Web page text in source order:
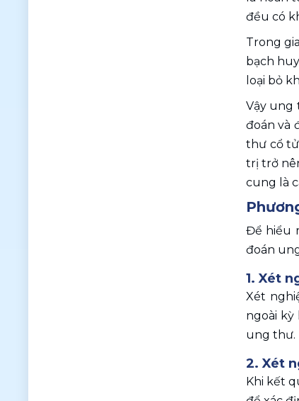
đều có
Trong
bạch
loại bỏ
Vậy ung
đoán và
thư cổ
trị trở
cung là
Để hiểu
đoán
1. Xét
Xét
ngoài
ung thư.
2. Xét
Khi kết